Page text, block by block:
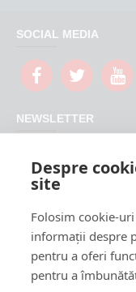
SOCIAL MEDIA
NEWSLETTER
FeederShop
CAPTCHA
Please complete the
captcha validation
Despre
site
Folosim cookie-
informații despre
pentru a oferi
pentru a